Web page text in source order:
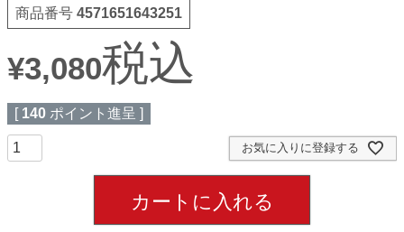
商品番号 4571651643251
¥3,080税込
[ 140 ポイント進呈 ]
お気に入りに登録する
カートに入れる